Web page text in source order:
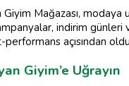
Mağazası,
indirim günleri
açısından
Giyim’e Uğrayın